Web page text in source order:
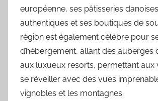
européenne, ses pâtisseries danoises
authentiques et ses boutiques de
région est également célèbre pour
d’hébergement, allant des auberges
aux luxueux resorts, permettant aux
se réveiller avec des vues
vignobles et les montagnes.